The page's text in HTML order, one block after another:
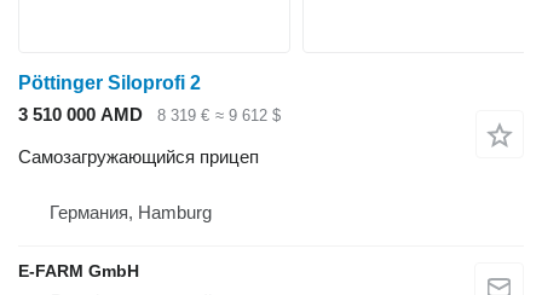
Pöttinger Siloprofi 2
3 510 000 AMD
8 319 € ≈ 9 612 $
Самозагружающийся прицеп
Германия, Hamburg
E-FARM GmbH